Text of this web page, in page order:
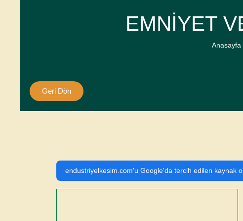
EMNIYET
Anasayfa
Geri Dön
endustriyelkesim.com'u Google'da tercih edilen kaynak